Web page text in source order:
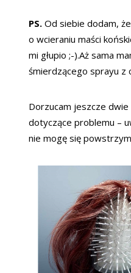
PS. Od siebie dodam,
o wcieraniu maści
mi głupio ;-).Aż sama
śmierdzącego sprayu z
Dorzucam jeszcze
dotyczące problemu –
nie mogę się